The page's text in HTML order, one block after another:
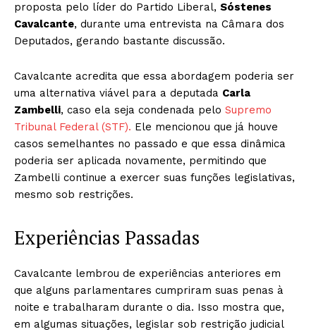
proposta pelo líder do Partido Liberal, Sóstenes
Cavalcante, durante uma entrevista na Câmara dos
Deputados, gerando bastante discussão.
Cavalcante acredita que essa abordagem poderia ser
uma alternativa viável para a deputada Carla
Zambelli, caso ela seja condenada pelo Supremo
Tribunal Federal (STF). Ele mencionou que já houve
casos semelhantes no passado e que essa dinâmica
poderia ser aplicada novamente, permitindo que
Zambelli continue a exercer suas funções legislativas,
mesmo sob restrições.
Experiências Passadas
Cavalcante lembrou de experiências anteriores em
que alguns parlamentares cumpriram suas penas à
noite e trabalharam durante o dia. Isso mostra que,
em algumas situações, legislar sob restrição judicial